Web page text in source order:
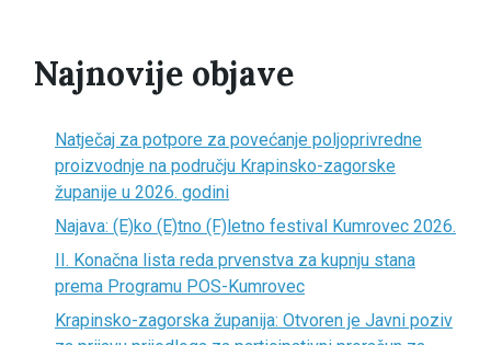
Najnovije objave
Natječaj za potpore za povećanje poljoprivredne
proizvodnje na području Krapinsko-zagorske
županije u 2026. godini
Najava: (E)ko (E)tno (F)letno festival Kumrovec 2026.
II. Konačna lista reda prvenstva za kupnju stana
prema Programu POS-Kumrovec
Krapinsko-zagorska županija: Otvoren je Javni poziv